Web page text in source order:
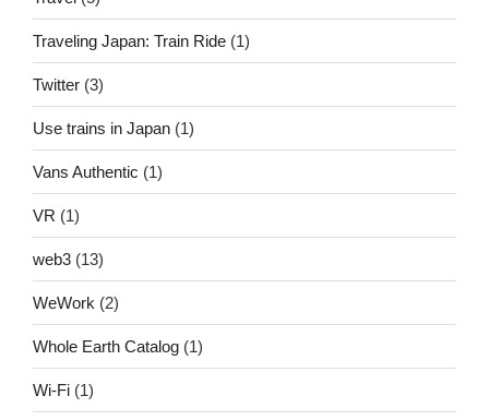
Traveling Japan: Train Ride (1)
Twitter (3)
Use trains in Japan (1)
Vans Authentic (1)
VR (1)
web3 (13)
WeWork (2)
Whole Earth Catalog (1)
Wi-Fi (1)